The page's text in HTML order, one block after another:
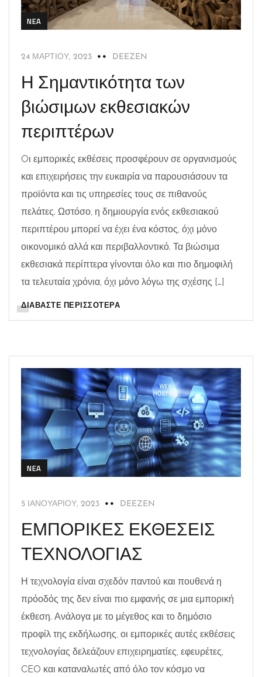
NEA
24 ΜΑΡΤΊΟΥ, 2023 DEEZEN
Η Σημαντικότητα των
βιώσιμων εκθεσιακών
περιπτέρων
Oι εμπορικές εκθέσεις προσφέρουν σε οργανισμούς
και επιχειρήσεις την ευκαιρία να παρουσιάσουν τα
προϊόντα και τις υπηρεσίες τους σε πιθανούς
πελάτες. Ωστόσο, η δημιουργία ενός εκθεσιακού
περιπτέρου μπορεί να έχει ένα κόστος, όχι μόνο
οικονομικό αλλά και περιβαλλοντικό. Τα βιώσιμα
εκθεσιακά περίπτερα γίνονται όλο και πιο δημοφιλή
τα τελευταία χρόνια, όχι μόνο λόγω της σχέσης […]
ΔΙΑΒΆΣΤΕ ΠΕΡΙΣΣΌΤΕΡΑ
NEA
5 ΙΑΝΟΥΑΡΊΟΥ, 2023 DEEZEN
ΕΜΠΟΡΙΚΕΣ ΕΚΘΕΣΕΙΣ
ΤΕΧΝΟΛΟΓΙΑΣ
Η τεχνολογία είναι σχεδόν παντού και πουθενά η
πρόοδός της δεν είναι πιο εμφανής σε μια εμπορική
έκθεση. Ανάλογα με το μέγεθος και το δημόσιο
προφίλ της εκδήλωσης, οι εμπορικές αυτές εκθέσεις
τεχνολογίας δελεάζουν επιχειρηματίες, εφευρέτες,
CEO και καταναλωτές από όλο τον κόσμο να